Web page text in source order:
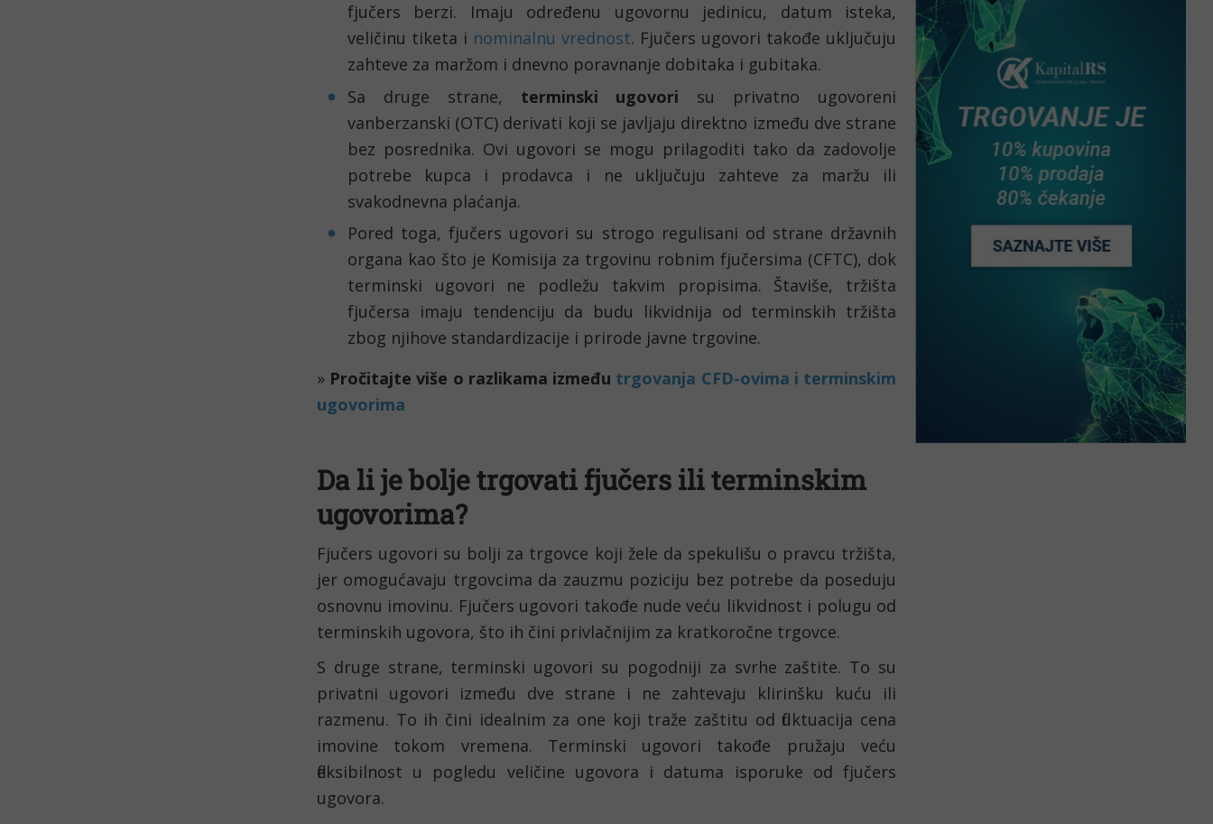
fjučers berzi. Imaju određenu ugovornu jedinicu, datum isteka,
veličinu tiketa i nominalnu vrednost. Fjučers ugovori takođe uključuju
zahteve za maržom i dnevno poravnanje dobitaka i gubitaka.
Sa druge strane, terminski ugovori su privatno ugovoreni
vanberzanski (OTC) derivati koji se javljaju direktno između dve strane
bez posrednika. Ovi ugovori se mogu prilagoditi tako da zadovolje
potrebe kupca i prodavca i ne uključuju zahteve za maržu ili
svakodnevna plaćanja.
Pored toga, fjučers ugovori su strogo regulisani od strane državnih
organa kao što je Komisija za trgovinu robnim fjučersima (CFTC), dok
terminski ugovori ne podležu takvim propisima. Štaviše, tržišta
fjučersa imaju tendenciju da budu likvidnija od terminskih tržišta
zbog njihove standardizacije i prirode javne trgovine.
» Pročitajte više o razlikama između trgovanja CFD-ovima i terminskim
ugovorima
Da li je bolje trgovati fjučers ili terminskim
ugovorima?
Fjučers ugovori su bolji za trgovce koji žele da spekulišu o pravcu tržišta,
jer omogućavaju trgovcima da zauzmu poziciju bez potrebe da poseduju
osnovnu imovinu. Fjučers ugovori takođe nude veću likvidnost i polugu od
terminskih ugovora, što ih čini privlačnijim za kratkoročne trgovce.
S druge strane, terminski ugovori su pogodniji za svrhe zaštite. To su
privatni ugovori između dve strane i ne zahtevaju klirinšku kuću ili
razmenu. To ih čini idealnim za one koji traže zaštitu od fluktuacija cena
imovine tokom vremena. Terminski ugovori takođe pružaju veću
fleksibilnost u pogledu veličine ugovora i datuma isporuke od fjučers
ugovora.